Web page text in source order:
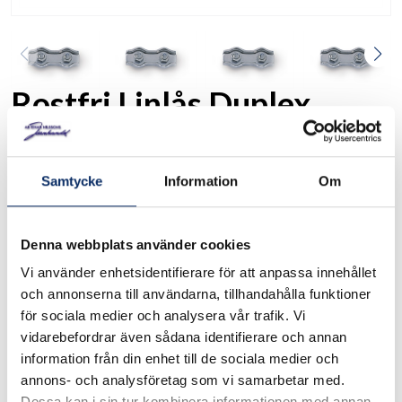
Samtycke Information Om
Denna webbplats använder cookies
Vi använder enhetsidentifierare för att anpassa innehållet
och annonserna till användarna, tillhandahålla funktioner
för sociala medier och analysera vår trafik. Vi
vidarebefordrar även sådana identifierare och annan
information från din enhet till de sociala medier och
annons- och analysföretag som vi samarbetar med.
Rostfri Linlås Duplex
Art. nr:17105033
I lager
Välj Storlek